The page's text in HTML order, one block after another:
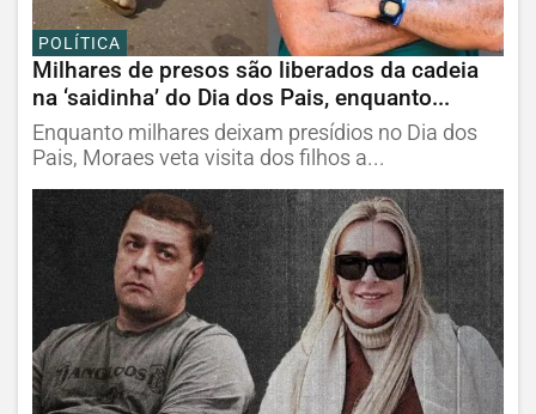
POLÍTICA
Milhares de presos são liberados da cadeia
na ‘saidinha’ do Dia dos Pais, enquanto...
Enquanto milhares deixam presídios no Dia dos
Pais, Moraes veta visita dos filhos a...